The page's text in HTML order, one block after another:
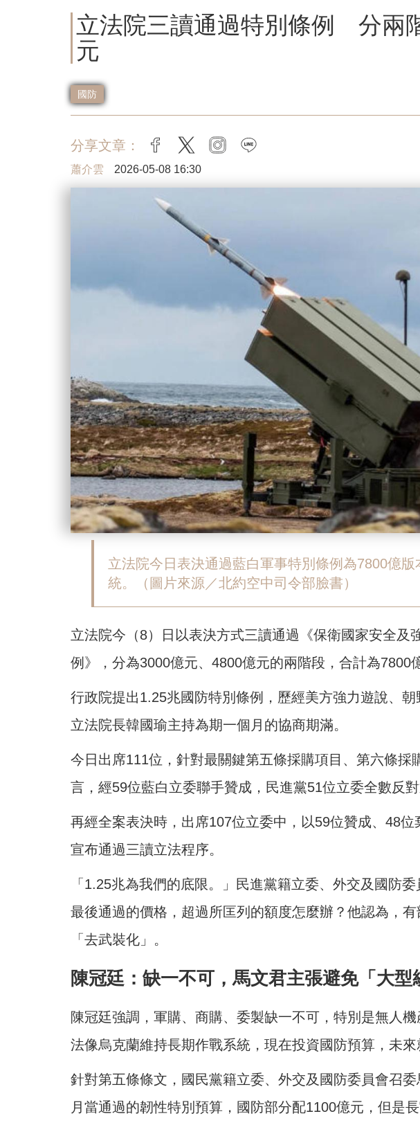
立法院三讀通過特別條例 分兩
元
國防
分享文章： facebook
twitter instagram
蕭介雲 2026-05-08 16:30
立法院今日表決通過藍白軍事特別條例為7800億
統。（圖片來源／北約空中司令部臉書）
立法院今（8）日以表決方式三讀通過《保衛國家安全及
例》，分為3000億元、4800億元的兩階段，合計為7800
行政院提出1.25兆國防特別條例，歷經美方強力遊說、
立法院長韓國瑜主持為期一個月的協商期滿。
今日出席111位，針對最關鍵第五條採購項目、第六條採
言，經59位藍白立委聯手贊成，民進黨51位立委全數反對
再經全案表決時，出席107位立委中，以59位贊成、48
宣布通過三讀立法程序。
「1.25兆為我們的底限。」民進黨籍立委、外交及國防
最後通過的價格，超過所匡列的額度怎麼辦？他認為，
「去武裝化」。
陳冠廷：缺一不可，馬文君主張避免「大型
陳冠廷強調，軍購、商購、委製缺一不可，特別是無人
法像烏克蘭維持長期作戰系統，現在投資國防預算，未來
針對第五條條文，國民黨籍立委、外交及國防委員會召委
月當通過的韌性特別預算，國防部分配1100億元，但是